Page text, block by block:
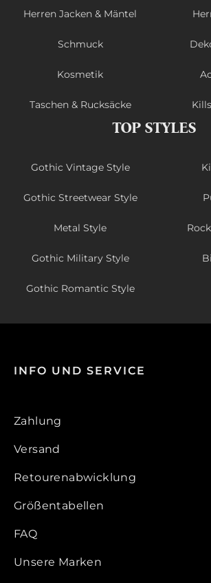
Herren Jacken & Mäntel
Schmuck
Kosmetik
Taschen & Rucksäcke
TOP STYLES
Gothic Vintage Style
Gothic Streetwear Style
Metal Style
Gothic Military Style
Gothic Romantic Style
INFO UND SERVICE
Zahlung
Versand
Retourenabwicklung
Größentabellen
FAQ
Unsere Marken